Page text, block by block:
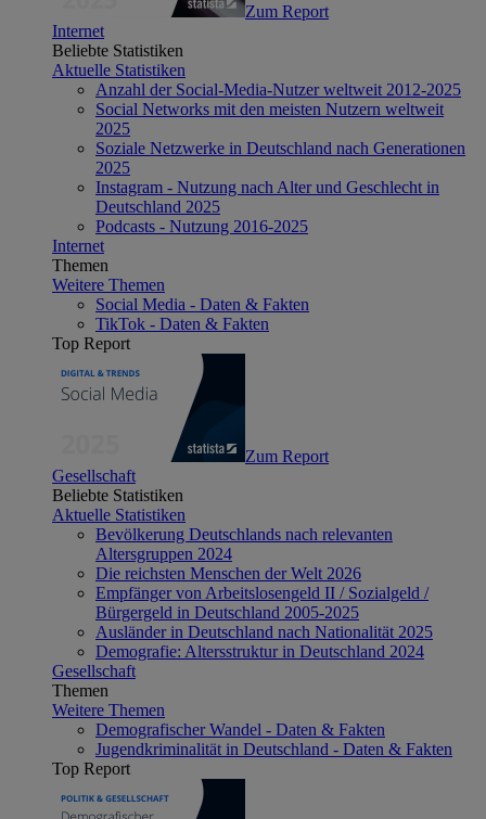
Zum Report
Internet
Beliebte Statistiken
Aktuelle Statistiken
Anzahl der Social-Media-Nutzer weltweit 2012-2025
Social Networks mit den meisten Nutzern weltweit
2025
Soziale Netzwerke in Deutschland nach Generationen
2025
Instagram - Nutzung nach Alter und Geschlecht in
Deutschland 2025
Podcasts - Nutzung 2016-2025
Internet
Themen
Weitere Themen
Social Media - Daten & Fakten
TikTok - Daten & Fakten
Top Report
Zum Report
Gesellschaft
Beliebte Statistiken
Aktuelle Statistiken
Bevölkerung Deutschlands nach relevanten
Altersgruppen 2024
Die reichsten Menschen der Welt 2026
Empfänger von Arbeitslosengeld II / Sozialgeld /
Bürgergeld in Deutschland 2005-2025
Ausländer in Deutschland nach Nationalität 2025
Demografie: Altersstruktur in Deutschland 2024
Gesellschaft
Themen
Weitere Themen
Demografischer Wandel - Daten & Fakten
Jugendkriminalität in Deutschland - Daten & Fakten
Top Report